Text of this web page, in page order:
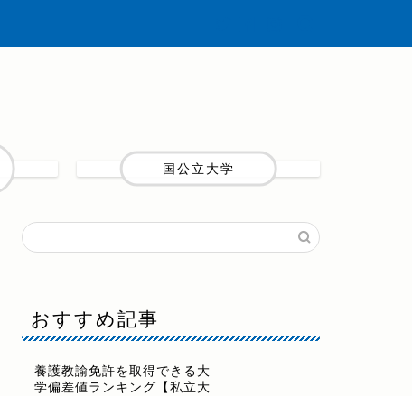
国公立大学
おすすめ記事
養護教諭免許を取得できる大
学偏差値ランキング【私立大